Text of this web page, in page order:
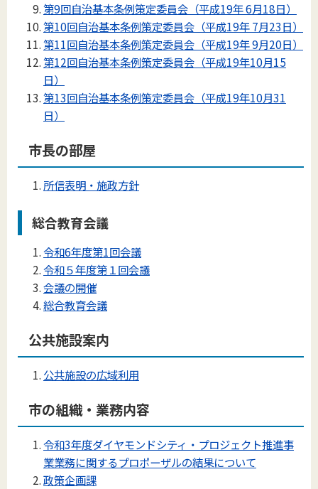
第9回自治基本条例策定委員会（平成19年 6月18日）
第10回自治基本条例策定委員会（平成19年 7月23日）
第11回自治基本条例策定委員会（平成19年 9月20日）
第12回自治基本条例策定委員会（平成19年10月15
日）
第13回自治基本条例策定委員会（平成19年10月31
日）
市長の部屋
所信表明・施政方針
総合教育会議
令和6年度第1回会議
令和５年度第１回会議
会議の開催
総合教育会議
公共施設案内
公共施設の広域利用
市の組織・業務内容
令和3年度ダイヤモンドシティ・プロジェクト推進事
業業務に関するプロポーザルの結果について
政策企画課